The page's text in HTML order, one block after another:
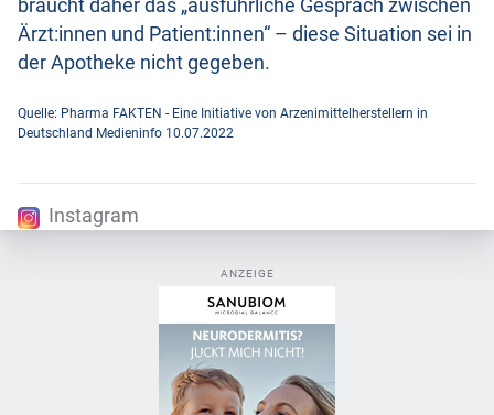
braucht daher das „ausführliche Gespräch zwischen
Ärzt:innen und Patient:innen“ – diese Situation sei in
der Apotheke nicht gegeben.
Quelle: Pharma FAKTEN - Eine Initiative von Arzenimittelherstellern in
Deutschland Medieninfo 10.07.2022
Instagram
ANZEIGE